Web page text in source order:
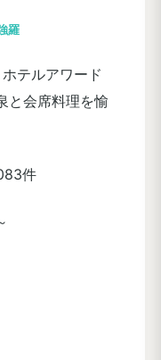
羅
テルアワード
と会席料理を愉
件